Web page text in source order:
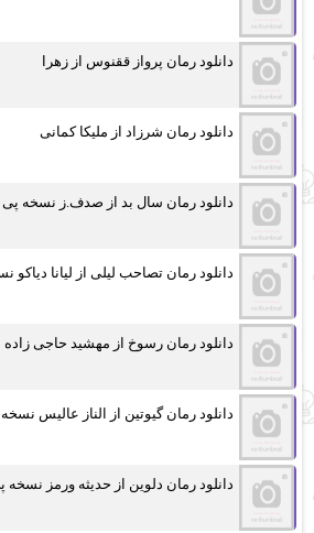
دانلود رمان پرواز ققنوس از زهرا
دانلود رمان شرزاد از ملیکا کمانی
دانلود رمان سال بد از صدف.ز نسخه
دانلود رمان تصاحب لیلی از لیانا
دانلود رمان رسوخ از مهشید حاجی زاده
دانلود رمان گیوتین از الناز عالیس
دانلود رمان دلوین از حدیثه ورمز